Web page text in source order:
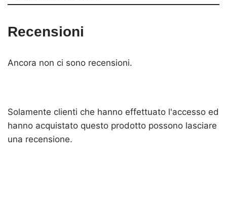
Recensioni
Ancora non ci sono recensioni.
Solamente clienti che hanno effettuato l'accesso ed
hanno acquistato questo prodotto possono lasciare
una recensione.